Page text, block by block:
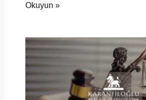
Okuyun »